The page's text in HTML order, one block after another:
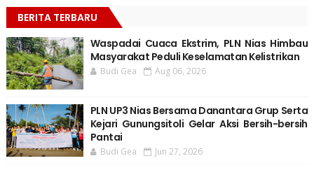
BERITA TERBARU
Waspadai Cuaca Ekstrim, PLN Nias Himbau
Masyarakat Peduli Keselamatan Kelistrikan
Budi Gea Aug 06, 2026
PLN UP3 Nias Bersama Danantara Grup Serta
Kejari Gunungsitoli Gelar Aksi Bersih-bersih
Pantai
Budi Gea Jun 27, 2026